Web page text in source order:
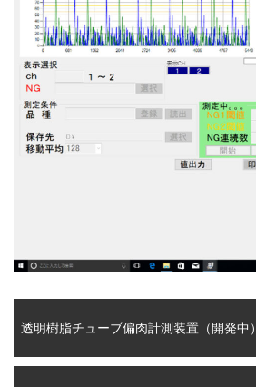
透明樹脂チューブ偏肉計測装置（開発中）